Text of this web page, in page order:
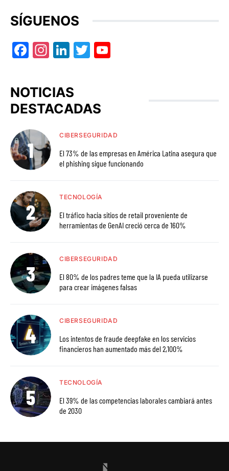
SÍGUENOS
Facebook
Instagram
LinkedIn
Twitter
NOTICIAS
DESTACADAS
CIBERSEGURIDAD
El 73% de las empresas en América Latina asegura que
el phishing sigue funcionando
TECNOLOGÍA
El tráfico hacia sitios de retail proveniente de
herramientas de GenAI creció cerca de 160%
CIBERSEGURIDAD
El 80% de los padres teme que la IA pueda utilizarse
para crear imágenes falsas
CIBERSEGURIDAD
Los intentos de fraude deepfake en los servicios
financieros han aumentado más del 2,100%
TECNOLOGÍA
El 39% de las competencias laborales cambiará antes
de 2030